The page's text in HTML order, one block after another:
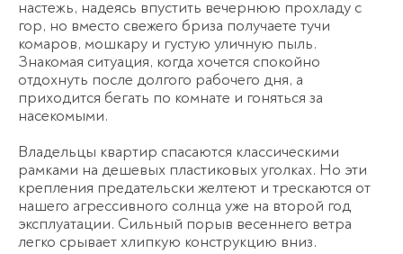
настежь, надеясь впустить вечернюю прохладу с
гор, но вместо свежего бриза получаете тучи
комаров, мошкару и густую уличную пыль.
Знакомая ситуация, когда хочется спокойно
отдохнуть после долгого рабочего дня, а
приходится бегать по комнате и гоняться за
насекомыми.
Владельцы квартир спасаются классическими
рамками на дешевых пластиковых уголках. Но эти
крепления предательски желтеют и трескаются от
нашего агрессивного солнца уже на второй год
эксплуатации. Сильный порыв весеннего ветра
легко срывает хлипкую конструкцию вниз.